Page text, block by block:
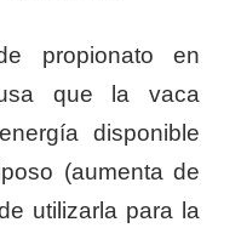
propionato en
que la vaca
disponible
(aumenta de
utilizarla para la